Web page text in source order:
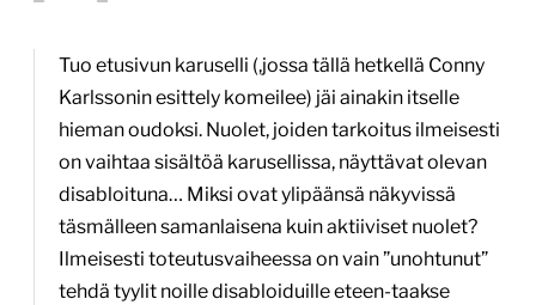
Tuo etusivun karuselli (,jossa tällä hetkellä Conny
Karlssonin esittely komeilee) jäi ainakin itselle
hieman oudoksi. Nuolet, joiden tarkoitus ilmeisesti
on vaihtaa sisältöä karusellissa, näyttävat olevan
disabloituna… Miksi ovat ylipäänsä näkyvissä
täsmälleen samanlaisena kuin aktiiviset nuolet?
Ilmeisesti toteutusvaiheessa on vain ”unohtunut”
tehdä tyylit noille disabloiduille eteen-taakse